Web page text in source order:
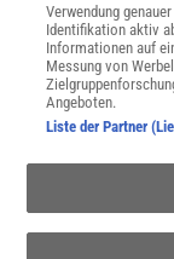
Sprachen
Lexika
Für Spektrum
WEBSEITEN
KielSCN
Wissenschaft
SciLogs
Verwendung
Identifikation aktiv
Informationen auf
Messung von
Angeboten.
Liste der Partner